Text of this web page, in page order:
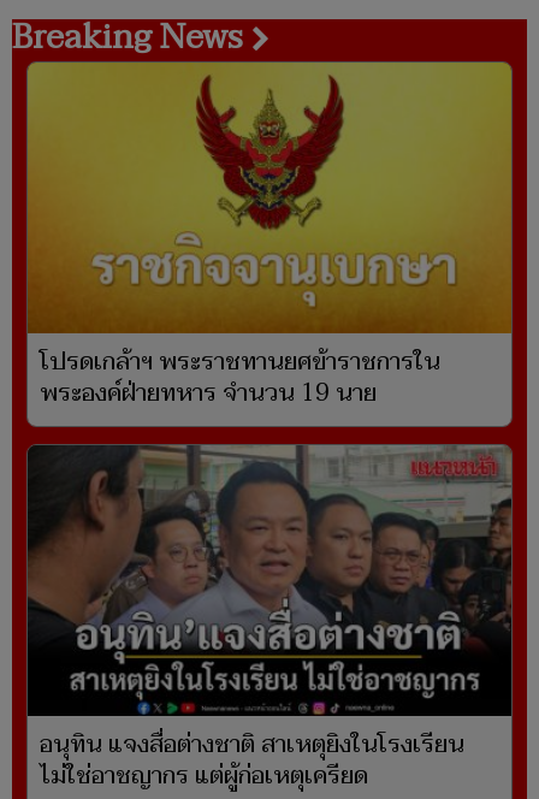
Breaking News
โปรดเกล้าฯ พระราชทานยศข้าราชการใน
พระองค์ฝ่ายทหาร จำนวน 19 นาย
อนุทิน แจงสื่อต่างชาติ สาเหตุยิงในโรงเรียน
ไม่ใช่อาชญากร แต่ผู้ก่อเหตุเครียด